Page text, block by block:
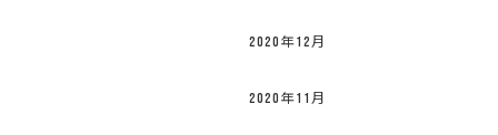
2020年12月
2020年11月